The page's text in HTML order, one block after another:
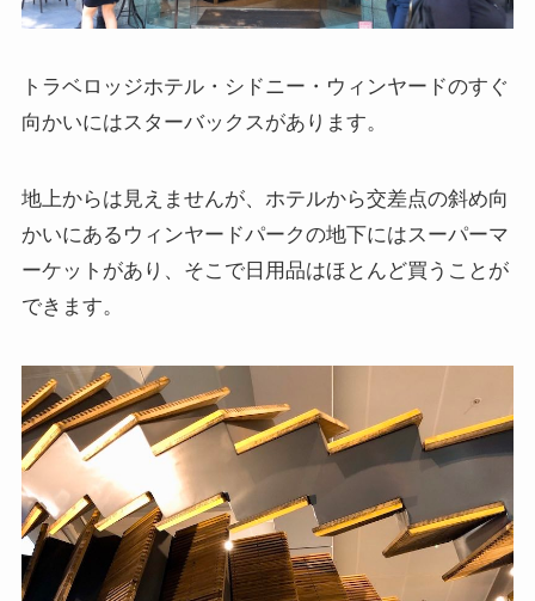
トラベロッジホテル・シドニー・ウィンヤードのすぐ
向かいにはスターバックスがあります。
地上からは見えませんが、ホテルから交差点の斜め向
かいにあるウィンヤードパークの地下にはスーパーマ
ーケットがあり、そこで日用品はほとんど買うことが
できます。